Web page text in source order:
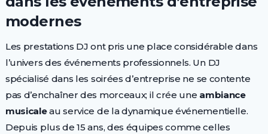
modernes
Les prestations DJ ont pris une place considérable dans
l’univers des événements professionnels. Un DJ
spécialisé dans les soirées d’entreprise ne se contente
pas d’enchaîner des morceaux; il crée une ambiance
musicaleau service de la dynamique événementielle.
Depuis plus de 15 ans, des équipes comme celles